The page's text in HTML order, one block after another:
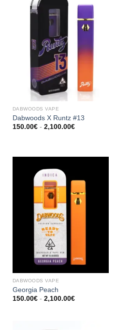
DABWOODS VAPE​
Dabwoods X Runtz #13
150.00€ - 2,100.00€Prijsklasse:
DABWOODS VAPE​
Georgia Peach
150.00€ - 2,100.00€Prijsklasse: